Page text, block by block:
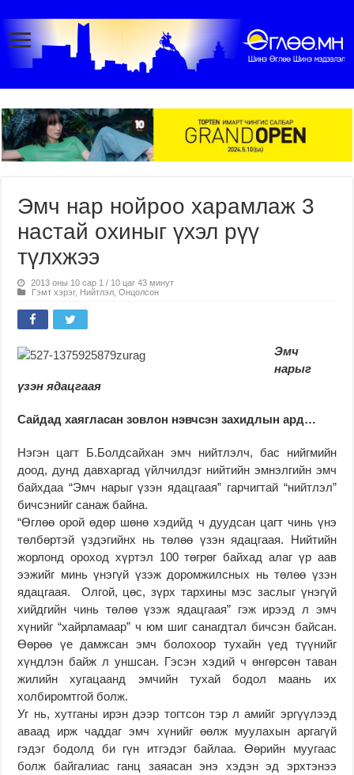
Эмч нар нойроо харамлаж 3
настай охиныг үхэл рүү
түлхжээ
2013 оны 10 сар 1 / 10 цаг 43 минут
Гэмт хэрэг, Нийтлэл ,Онцолсон
Эмч
нарыг
үзэн ядацгаая
Сайдад хаягласан зовлон нэвчсэн захидлын ард…
Нэгэн цагт Б.Болдсайхан эмч нийтлэлч, бас нийгмийн
доод, дунд давхаргад үйлчилдэг нийтийн эмнэлгийн эмч
байхдаа “Эмч нарыг үзэн ядацгаая” гарчигтай “нийтлэл”
бичсэнийг санаж байна.
“Өглөө орой өдөр шөнө хэдийд ч дуудсан цагт чинь үнэ
төлбөртэй үздэгийнх нь төлөө үзэн ядацгаая. Нийтийн
жорлонд ороход хүртэл 100 төгрөг байхад алаг үр аав
ээжийг минь үнэгүй үзэж доромжилсных нь төлөө үзэн
ядацгаая. Олгой, цөс, зүрх тархины мэс заслыг үнэгүй
хийдгийн чинь төлөө үзэж ядацгаая” гэж ирээд л эмч
хүнийг “хайрламаар” ч юм шиг санагдтал бичсэн байсан.
Өөрөө үе дамжсан эмч болохоор тухайн үед түүнийг
хүндлэн байж л уншсан. Гэсэн хэдий ч өнгөрсөн таван
жилийн хугацаанд эмчийн тухай бодол маань их
холбиромтгой болж.
Уг нь, хутганы ирэн дээр тогтсон тэр л амийг эргүүлээд
аваад ирж чаддаг эмч хүнийг өөлж муулахын аргагүй
гэдэг бодолд би гүн итгэдэг байлаа. Өөрийн муугаас
болж байгалиас ганц заяасан энэ хэдэн эд эрхтэнээ